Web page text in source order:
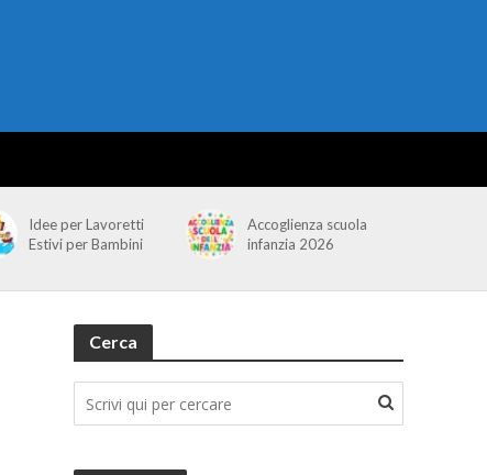
Idee per Lavoretti
Estivi per Bambini
Accoglienza scuola
infanzia 2026
Cerca